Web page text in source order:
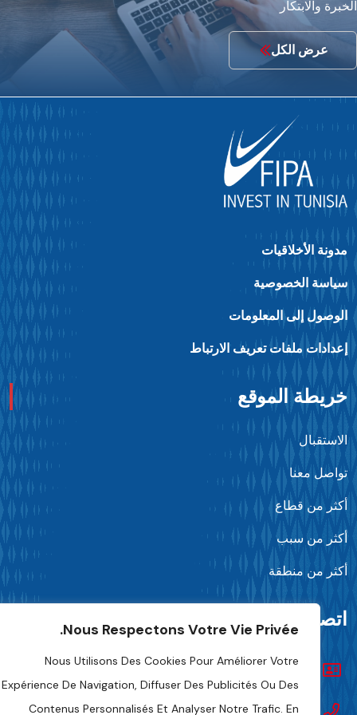
Nous Respectons Votre Vie Privée.
Nous Utilisons Des Cookies Pour Améliorer Votre
Expérience De Navigation, Diffuser Des Publicités Ou Des
Contenus Personnalisés Et Analyser Notre Trafic. En
والابتكار
عرض الكل
الأخلاقيات
الخصوصية
إلى المعلومات
ملفات تعريف الارتباط
الموقع
معنا
من قطاع
من سبب
من منطقة
بنا
تواصل معنا
+216 70 241 500